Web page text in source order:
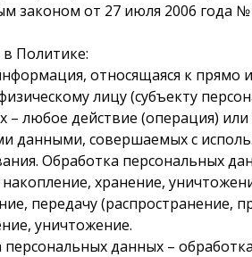
законом от 27 июля 2006 года
Политике:
относящаяся к прямо
лицу (субъекту
– любое действие (операция) или
данными, совершаемых с
Обработка персональных
хранение,
передачу (распространение,
уничтожение.
данных –